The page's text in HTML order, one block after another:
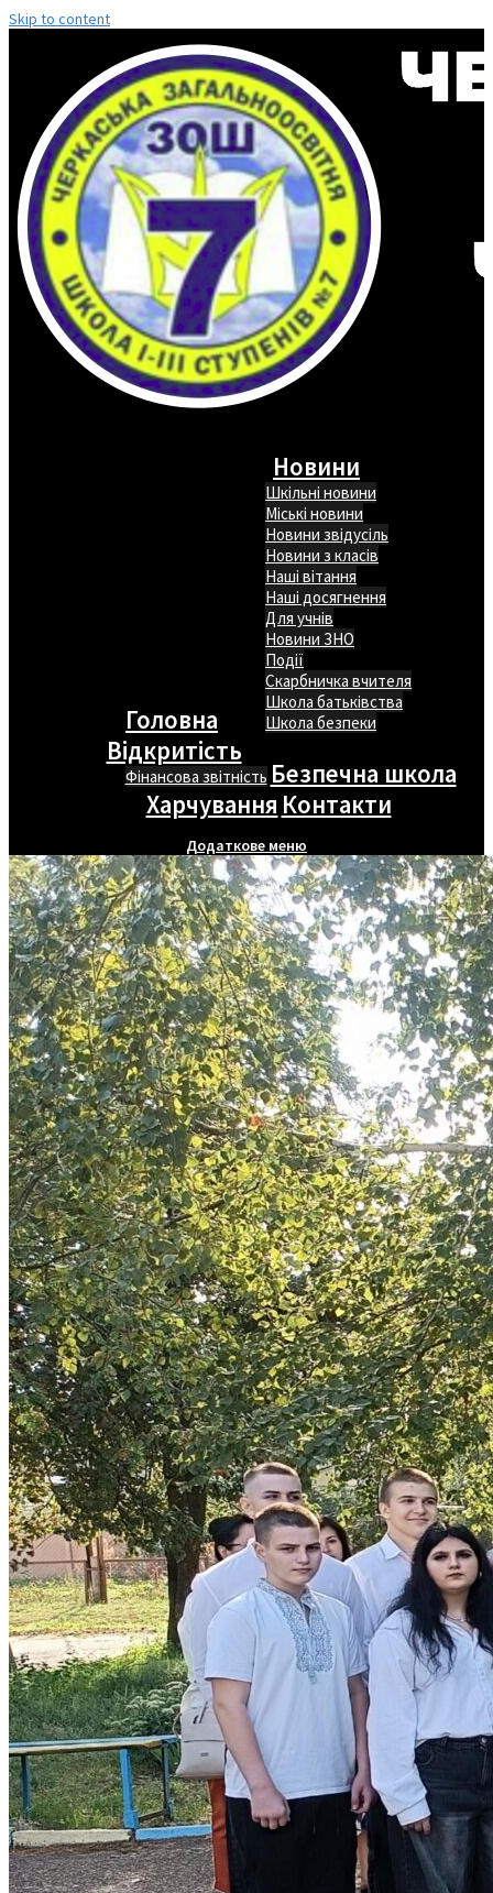
Skip to content
Головна
Новини
Шкільні новини
Міські новини
Новини звідусіль
Новини з класів
Наші вітання
Наші досягнення
Для учнів
Новини ЗНО
Події
Скарбничка вчителя
Школа батьківства
Школа безпеки
Відкритість
Фінансова звітність Безпечна школа
Харчування Контакти
Додаткове меню